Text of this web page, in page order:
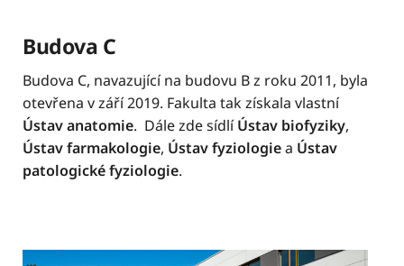
Budova C
Budova C, navazující na budovu B z roku 2011, byla
otevřena v září 2019. Fakulta tak získala vlastní
Ústav anatomie. Dále zde sídlíÚstav biofyziky,
Ústav farmakologie, Ústav fyziologiea Ústav
patologické fyziologie.